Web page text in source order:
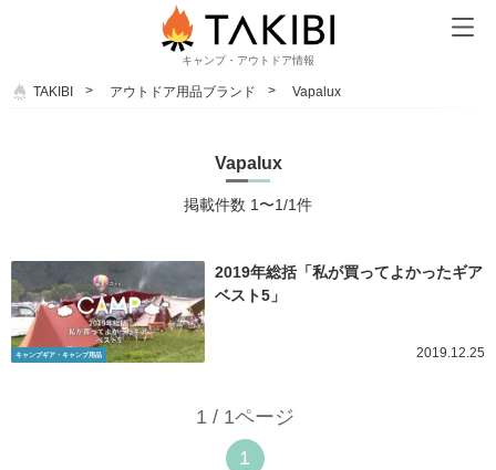
キャンプ・アウトドア情報
TAKIBI アウトドア用品ブランド Vapalux
Vapalux
掲載件数 1〜1/1件
キャンプギア・キャンプ用品
2019年総括「私が買ってよかったギア
ベスト5」
2019.12.25
1 / 1ページ
1